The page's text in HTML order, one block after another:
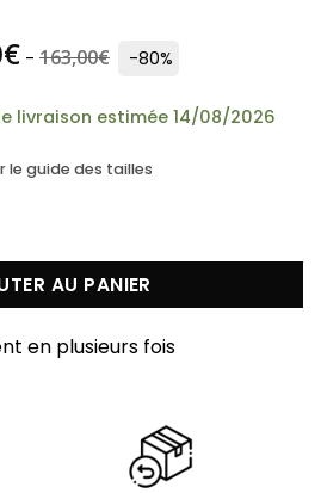
€ - 163,00€ -80%
livraison estimée 14/08/2026
le guide des tailles
doré double rond et
AU PANIER
en plusieurs fois